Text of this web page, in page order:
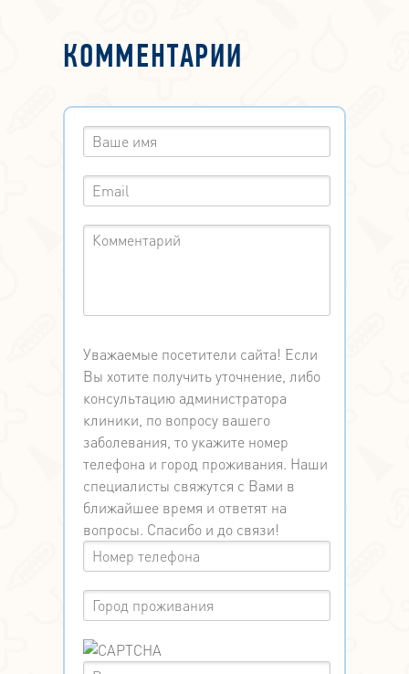
КОММЕНТАРИИ
Уважаемые посетители сайта! Если
Вы хотите получить уточнение, либо
консультацию администратора
клиники, по вопросу вашего
заболевания, то укажите номер
телефона и город проживания. Наши
специалисты свяжутся с Вами в
ближайшее время и ответят на
вопросы. Спасибо и до связи!